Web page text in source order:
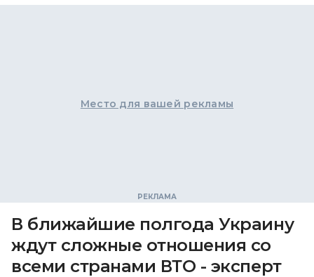
Место для вашей рекламы
В ближайшие полгода Украину
ждут сложные отношения со
всеми странами ВТО - эксперт